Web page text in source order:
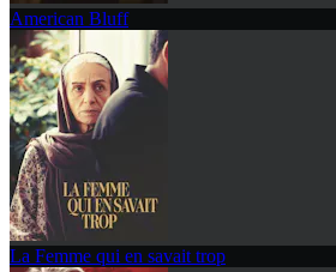
American Bluff
La Femme qui en savait trop